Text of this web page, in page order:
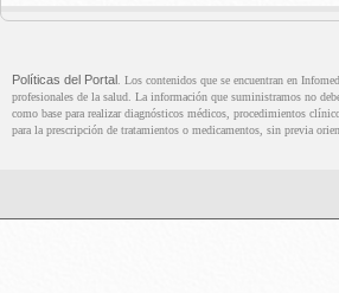
Políticas del Portal . Los contenidos que se encuentran en
profesionales de la salud. La información que suministramos no
como base para realizar diagnósticos médicos, procedimientos
para la prescripción de tratamientos o medicamentos, sin previa